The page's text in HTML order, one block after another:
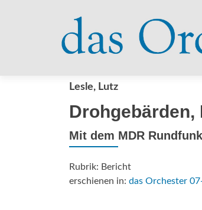
Lesle, Lutz
Drohgebärden,
Mit dem MDR
Rubrik: Bericht
erschienen in: das Orchester